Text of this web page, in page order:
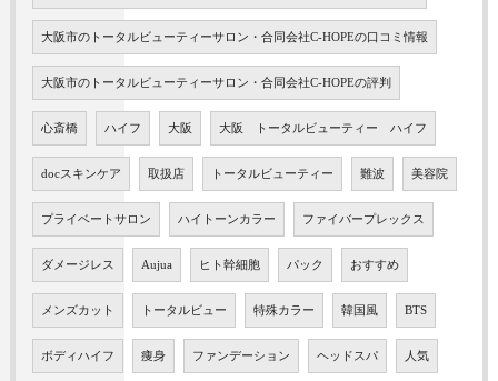
大阪市のトータルビューティーサロン・合同会社C-HOPEの口コミ情報
大阪市のトータルビューティーサロン・合同会社C-HOPEの評判
心斎橋 ハイフ 大阪 大阪 トータルビューティー ハイフ
docスキンケア 取扱店 トータルビューティー 難波 美容院
プライベートサロン ハイトーンカラー ファイバープレックス
ダメージレス Aujua ヒト幹細胞 パック おすすめ
メンズカット トータルビュー 特殊カラー 韓国風 BTS
ボディハイフ 痩身 ファンデーション ヘッドスパ 人気